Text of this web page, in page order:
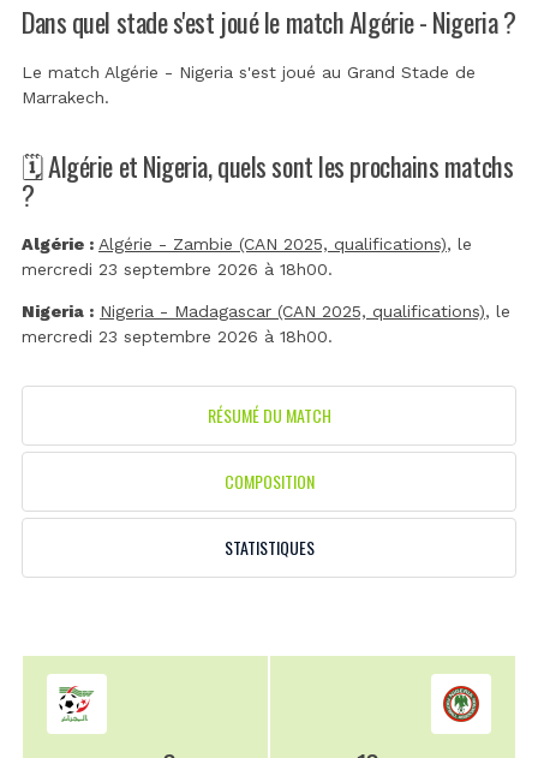
Dans quel stade s'est joué le match Algérie - Nigeria ?
Le match Algérie - Nigeria s'est joué au Grand Stade de
Marrakech.
🗓️ Algérie et Nigeria, quels sont les prochains matchs
?
Algérie : Algérie - Zambie (CAN 2025, qualifications), le
mercredi 23 septembre 2026 à 18h00.
Nigeria : Nigeria - Madagascar (CAN 2025, qualifications), le
mercredi 23 septembre 2026 à 18h00.
RÉSUMÉ DU MATCH
COMPOSITION
STATISTIQUES